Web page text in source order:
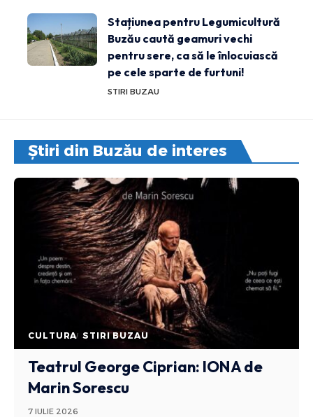
Stațiunea pentru Legumicultură
Buzău caută geamuri vechi
pentru sere, ca să le înlocuiască
pe cele sparte de furtuni!
STIRI BUZAU
Știri din Buzău de interes
CULTURA STIRI BUZAU
Teatrul George Ciprian: IONA de
Marin Sorescu
7 IULIE 2026